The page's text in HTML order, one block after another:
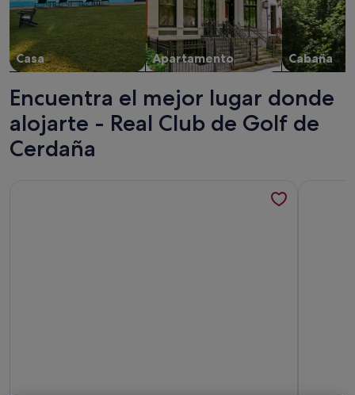
Casa Apartamento Cabaña
Encuentra el mejor lugar donde
alojarte - Real Club de Golf de
Cerdaña
Más información sobre Fully equipped studio with